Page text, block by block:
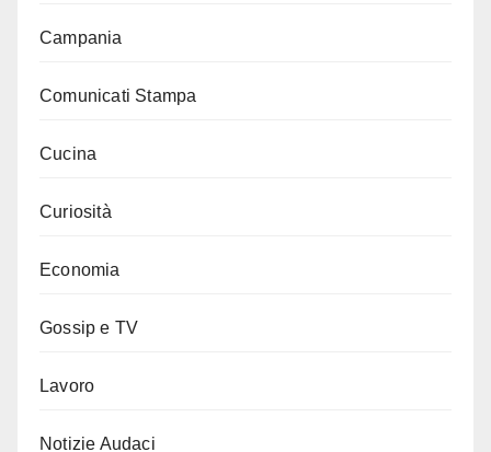
Campania
Comunicati Stampa
Cucina
Curiosità
Economia
Gossip e TV
Lavoro
Notizie Audaci